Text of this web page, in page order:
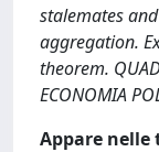
stalemates
aggregation.
theorem.
ECONOMIA
Appare nelle